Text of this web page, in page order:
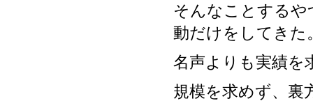
そんなことするや
動だけをしてきた
名声よりも実績を
規模を求めず、裏